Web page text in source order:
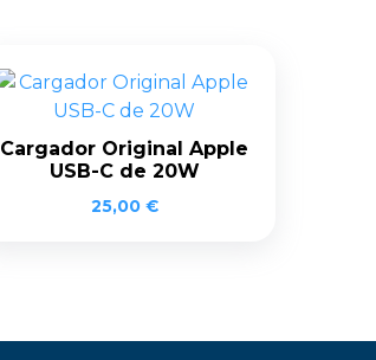
Cargador Original Apple
USB-C de 20W
25,00 €